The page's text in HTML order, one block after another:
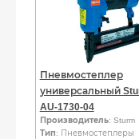
Пневмостеплер
универсальный
AU-1730-04
Производитель: Sturm
Тип: Пневмостеплеры